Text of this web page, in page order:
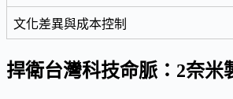
文化差異與成本控制
捍衛台灣科技命脈：2奈